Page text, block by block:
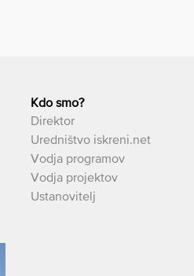
Kdo smo?
Direktor
Uredništvo iskreni.net
Vodja programov
Vodja projektov
Ustanovitelj